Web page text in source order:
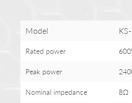
Model
Rated power
Peak power
Nominal impedance 8Ω